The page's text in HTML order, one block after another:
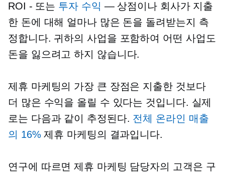
ROI - 또는 투자 수익 — 상점이나 회사가 지출
한 돈에 대해 얼마나 많은 돈을 돌려받는지 측
정합니다. 귀하의 사업을 포함하여 어떤 사업도
돈을 잃으려고 하지 않습니다.
제휴 마케팅의 가장 큰 장점은 지출한 것보다
더 많은 수익을 올릴 수 있다는 것입니다. 실제
로는 다음과 같이 추정된다. 전체 온라인 매출
의 16% 제휴 마케팅의 결과입니다.
연구에 따르면 제휴 마케팅 담당자의 고객은 구